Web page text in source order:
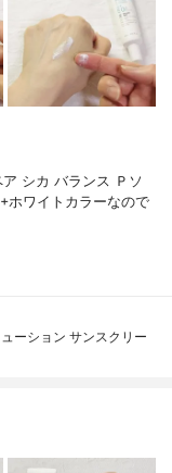
シカ バランス Ｐソ
ホワイトカラーなので
ーション サンスクリー